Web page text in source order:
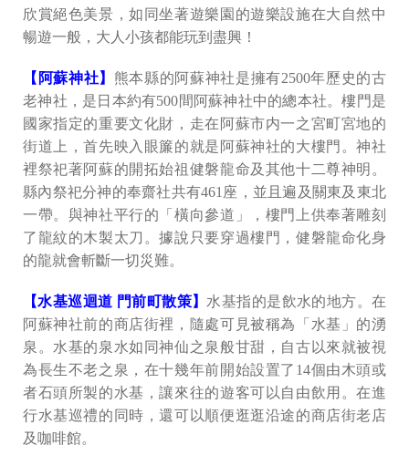
欣賞絕色美景，如同坐著遊樂園的遊樂設施在大自然中
暢遊一般，大人小孩都能玩到盡興！
【阿蘇神社】 熊本縣的阿蘇神社是擁有2500年歷史的古
老神社，是日本約有500間阿蘇神社中的總本社。樓門是
國家指定的重要文化財，走在阿蘇市内一之宮町宮地的
街道上，首先映入眼簾的就是阿蘇神社的大樓門。神社
裡祭祀著阿蘇的開拓始祖健磐龍命及其他十二尊神明。
縣內祭祀分神的奉齋社共有461座，並且遍及關東及東北
一帶。與神社平行的「橫向參道」，樓門上供奉著雕刻
了龍紋的木製太刀。據說只要穿過樓門，健磐龍命化身
的龍就會斬斷一切災難。
【水基巡迴道 門前町散策】 水基指的是飲水的地方。在
阿蘇神社前的商店街裡，隨處可見被稱為「水基」的湧
泉。水基的泉水如同神仙之泉般甘甜，自古以來就被視
為長生不老之泉，在十幾年前開始設置了14個由木頭或
者石頭所製的水基，讓來往的遊客可以自由飲用。在進
行水基巡禮的同時，還可以順便逛逛沿途的商店街老店
及咖啡館。